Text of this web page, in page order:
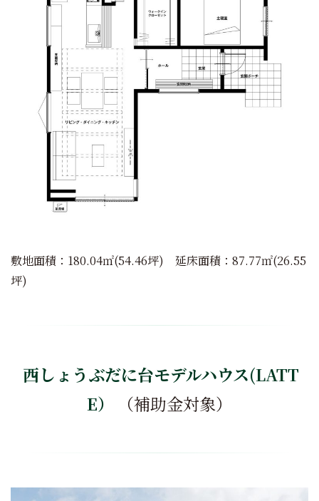
敷地面積：180.04㎡(54.46坪) 延床面積：87.77㎡(26.55
坪)
西しょうぶだに台モデルハウス(LATT
E）
（補助金対象）